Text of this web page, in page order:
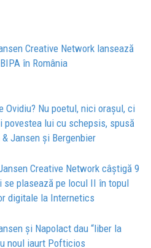
Creative Network lansează
în România
Ovidiu? Nu poetul, nici orașul, ci
povestea lui cu schepsis, spusă
& Jansen și Bergenbier
Creative Network câștigă 9
se plasează pe locul II în topul
digitale la Internetics
și Napolact dau “liber la
noul iaurt Pofticios